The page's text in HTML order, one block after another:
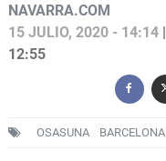
NAVARRA.COM
15 JULIO, 2020 - 14:14
12:55
OSASUNA BARCELONA